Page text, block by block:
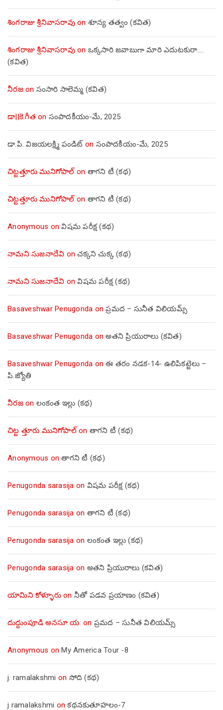
శింగరాజు శ్రీనివాసరావుon శూన్య తత్వం (కవిత)
శింగరాజు శ్రీనివాసరావుon ఒక్కసారి జవాబుగా మారి ఎదుటకురా….
(కవిత)
నీరజon సంసారి సాలెమ్మ (కవిత)
డా||కె.గీత on సంపాదకీయం-మే, 2025
డా.పి. విజయలక్ష్మి పండిట్ on సంపాదకీయం-మే, 2025
చిట్టత్తూరు మునిగోపాల్on తాగని టీ (కథ)
చిట్టత్తూరు మునిగోపాల్on తాగని టీ (కథ)
Anonymous onవిషమ పరీక్ష (క‌థ‌)
నామని సుజనాదేవి onచక్కని చుక్క (కథ)
నామని సుజనాదేవి onవిషమ పరీక్ష (క‌థ‌)
Basaveshwar Penugonda onప్రమద – సునీత విలియమ్స్
Basaveshwar Penugonda onఅతని ప్రియురాలు (కవిత)
Basaveshwar Penugonda onఈ తరం నడక-14- ఉలిపికట్టెలు –
పి.జ్యోతి
నీరజon లంకంత ఇల్లు (కథ)
చిట్ట త్తూరు మునిగోపాల్on తాగని టీ (కథ)
Anonymous onతాగని టీ (కథ)
Penugonda sarasija on విషమ పరీక్ష (క‌థ‌)
Penugonda sarasija on తాగని టీ (కథ)
Penugonda sarasija on లంకంత ఇల్లు (కథ)
Penugonda sarasija on అతని ప్రియురాలు (కవిత)
యామిని కోళ్ళూరుon నీతో పడవ ప్రయాణం (కవిత)
దుద్దుంపూడి అనసూ య. on ప్రమద – సునీత విలియమ్స్
Anonymous onMy America Tour -8
j. ramalakshmi on సోది (కథ)
j ramalakshmi onకథనకుతూహలం-7